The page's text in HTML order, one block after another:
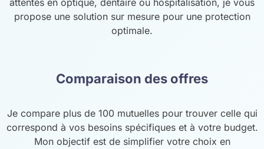
propose une solution sur mesure pour une protection
optimale.
Comparaison des offres
Je compare plus de 100 mutuelles pour trouver celle qui
correspond à vos besoins spécifiques et à votre budget.
Mon objectif est de simplifier votre choix en